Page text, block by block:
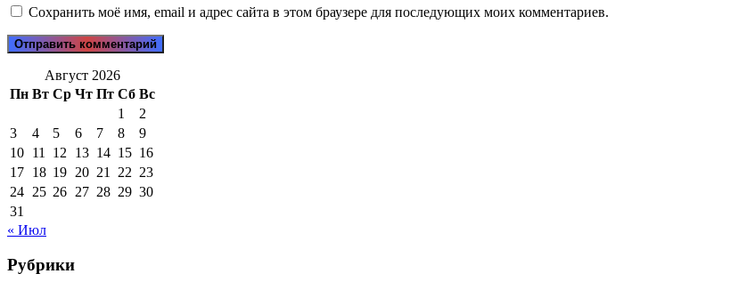
Сохранить моё имя, email и адрес сайта в этом браузере для последующих моих комментариев.
Август 2026
Пн Вт Ср Чт Пт Сб Вс
1
2
3
4 5 6 7 8
9
10 11 12 13 14 15 16
17 18 19 20 21 22 23
24 25 26 27 28 29 30
31
« Июл
Рубрики